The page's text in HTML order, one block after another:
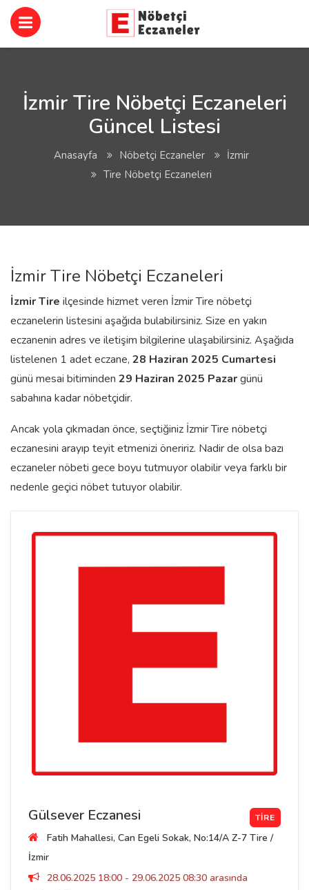
İzmir Tire Nöbetçi Eczaneleri
Güncel Listesi
Anasayfa Nöbetçi Eczaneler
İzmir
Tire Nöbetçi Eczaneleri
İzmir Tire Nöbetçi Eczaneleri
İzmirTire ilçesinde hizmet veren İzmir Tire nöbetçi
eczanelerin listesini aşağıda bulabilirsiniz. Size en yakın
eczanenin adres ve iletişim bilgilerine ulaşabilirsiniz. Aşağıda
listelenen 1 adet eczane, 28 Haziran 2025 Cumartesi
günü mesai bitiminden 29 Haziran 2025 Pazargünü
sabahına kadar nöbetçidir.
Ancak yola çıkmadan önce, seçtiğiniz İzmir Tire nöbetçi
eczanesini arayıp teyit etmenizi öneririz. Nadir de olsa bazı
eczaneler nöbeti gece boyu tutmuyor olabilir veya farklı bir
nedenle geçici nöbet tutuyor olabilir.
Gülsever Eczanesi TIRE
Fatih Mahallesi, Can Egeli Sokak, No:14/A Z-7 Tire /
İzmir
28.06.2025 18:00 - 29.06.2025 08:30 arasında